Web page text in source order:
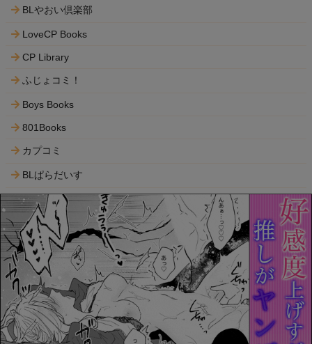
BLやおい倶楽部
LoveCP Books
CP Library
ふじょコミ！
Boys Books
801Books
カプコミ
BLぱらだいす